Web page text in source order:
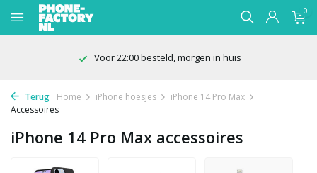
0
100 dagen bedenktijd
Terug Home iPhone hoesjes
iPhone 14 Pro Max
Accessoires
iPhone 14 Pro Max accessoires